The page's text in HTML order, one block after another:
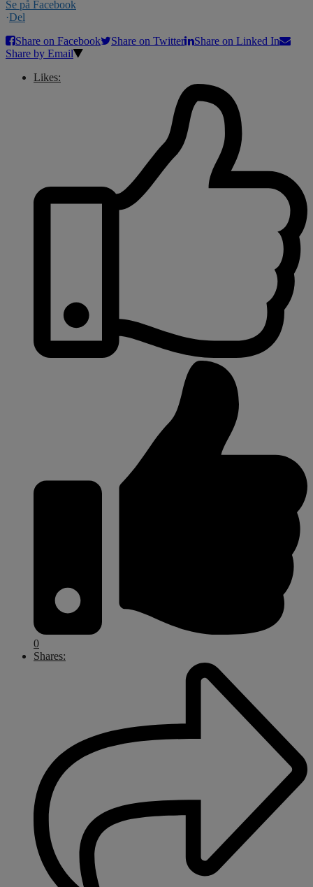
Se på Facebook
·Del
Share on Facebook
Share on Twitter
Share on Linked In
Share by Email
Likes:
0
Shares: